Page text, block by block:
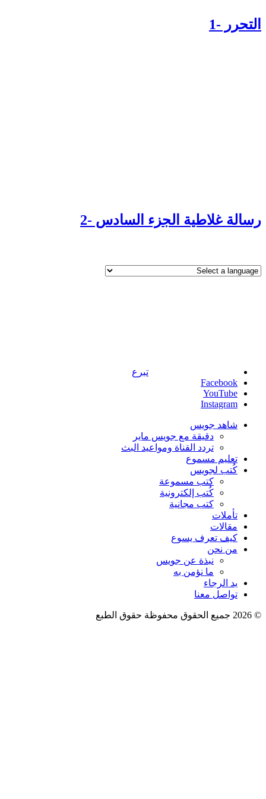
-1
غلاطية الجزء السادس -2
تبرع
Facebook
YouTube
Instagram
شاهد جويس
دقيقة مع جويس ماير
تردد القناة ومواعيد البث
تعليم مسموع
كُتب لجويس
كتب مسموعة
كُتب إلكترونية
كتب مجانية
تأملات
مقالات
كيف تعرف يسوع
من نحن
نبذة عن جويس
ما نؤمن به
يد الرجاء
تواصل معنا